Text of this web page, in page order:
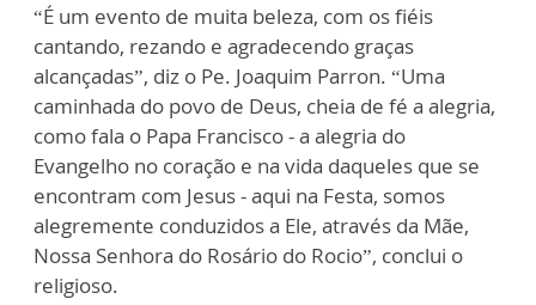
“É um evento de muita beleza, com os fiéis
cantando, rezando e agradecendo graças
alcançadas”, diz o Pe. Joaquim Parron. “Uma
caminhada do povo de Deus, cheia de fé a alegria,
como fala o Papa Francisco - a alegria do
Evangelho no coração e na vida daqueles que se
encontram com Jesus - aqui na Festa, somos
alegremente conduzidos a Ele, através da Mãe,
Nossa Senhora do Rosário do Rocio”, conclui o
religioso.